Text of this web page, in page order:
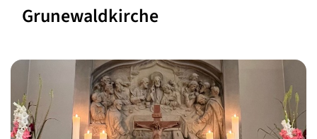
Grunewaldkirche